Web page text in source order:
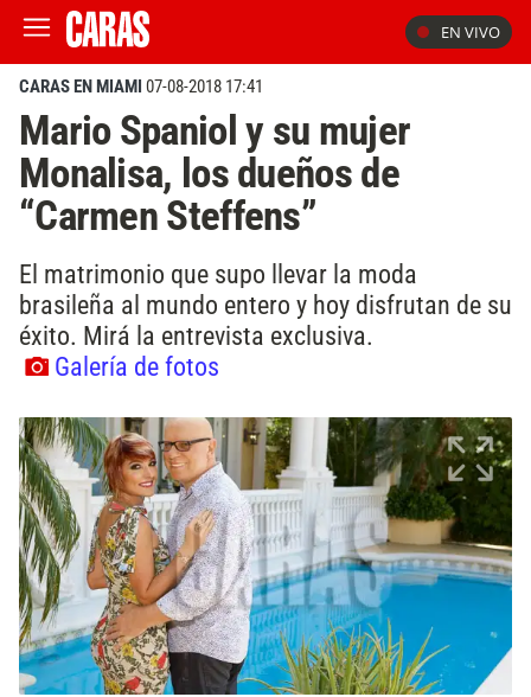
EN VIVO
CARAS EN MIAMI 07-08-2018 17:41
Mario Spaniol y su mujer
Monalisa, los dueños de
“Carmen Steffens”
El matrimonio que supo llevar la moda
brasileña al mundo entero y hoy disfrutan de su
éxito. Mirá la entrevista exclusiva.
Galería de fotos